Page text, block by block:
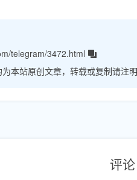
telegram/3472.html
本站原创文章，转载或复制请注明
评论